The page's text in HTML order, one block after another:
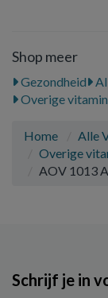
Shop meer
Gezondheid
Overige
Home
Alle
Overige
AOV 1013
Schrijf je in